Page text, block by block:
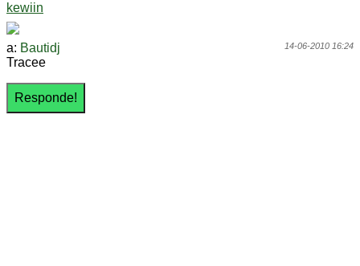
kewiin
14-06-2010 16:24
a: Bautidj
Tracee